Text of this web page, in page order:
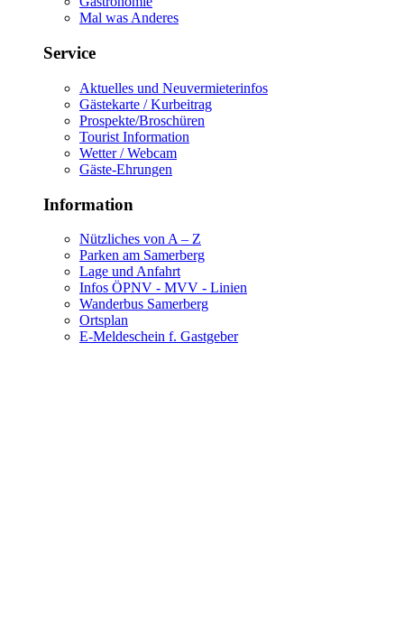
Mal was Anderes
Service
Aktuelles und Neuvermieterinfos
Gästekarte / Kurbeitrag
Prospekte/Broschüren
Tourist Information
Wetter / Webcam
Gäste-Ehrungen
Information
Nützliches von A – Z
Parken am Samerberg
Lage und Anfahrt
Infos ÖPNV - MVV - Linien
Wanderbus Samerberg
Ortsplan
E-Meldeschein f. Gastgeber